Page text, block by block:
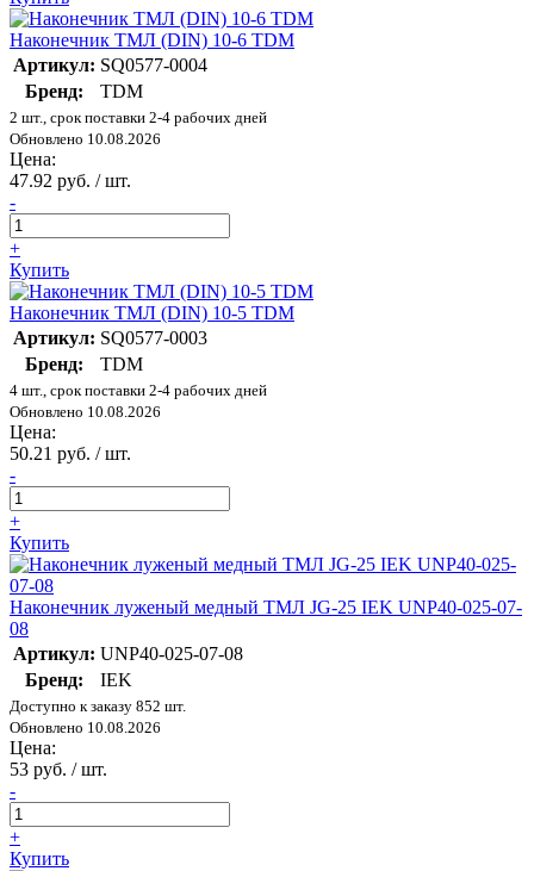
Наконечник ТМЛ (DIN) 10-6 TDM
Артикул: SQ0577-0004
Бренд:
TDM
2 шт., срок поставки 2-4 рабочих дней
Обновлено 10.08.2026
Цена:
47.92 руб. / шт.
-
+
Купить
Наконечник ТМЛ (DIN) 10-5 TDM
Артикул: SQ0577-0003
Бренд:
TDM
4 шт., срок поставки 2-4 рабочих дней
Обновлено 10.08.2026
Цена:
50.21 руб. / шт.
-
+
Купить
Наконечник луженый медный ТМЛ JG-25 IEK UNP40-025-07-
08
Артикул: UNP40-025-07-08
Бренд:
IEK
Доступно к заказу 852 шт.
Обновлено 10.08.2026
Цена:
53 руб. / шт.
-
+
Купить